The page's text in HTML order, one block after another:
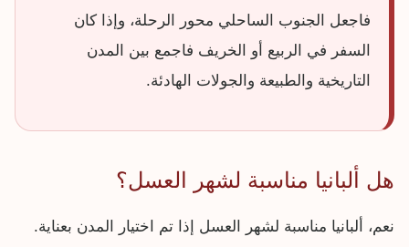
فاجعل الجنوب الساحلي محور الرحلة، وإذا كان
السفر في الربيع أو الخريف فاجمع بين المدن
التاريخية والطبيعة والجولات الهادئة.
هل ألبانيا مناسبة لشهر العسل؟
نعم، ألبانيا مناسبة لشهر العسل إذا تم اختيار المدن بعناية.